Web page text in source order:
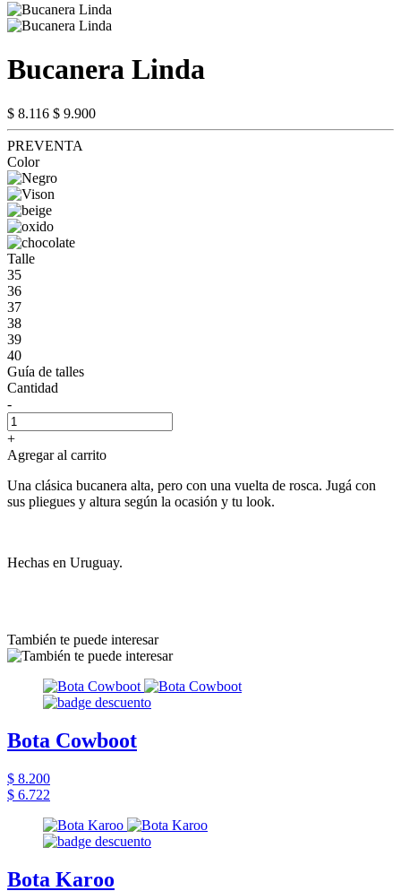
Bucanera Linda
$ 8.116 $ 9.900
PREVENTA
Color
Talle
35
36
37
38
39
40
Guía de talles
Cantidad
-
+
Agregar al carrito
Una clásica bucanera alta, pero con una vuelta de rosca. Jugá con
sus pliegues y altura según la ocasión y tu look.
Hechas en Uruguay.
También te puede interesar
Bota Cowboot
$ 8.200
$ 6.722
Bota Karoo